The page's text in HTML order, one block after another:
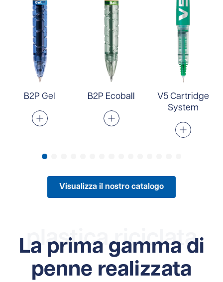
B2P Gel B2P Ecoball
V5 Cartridge
System
Visualizza il nostro catalogo
plastica riciclata
La prima gamma di
penne realizzata